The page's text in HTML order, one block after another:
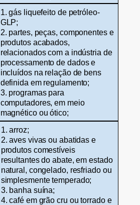
1. gás liquefeito de petróleo-
GLP;
2. partes, peças, componentes e
produtos acabados,
relacionados com a indústria de
processamento de dados e
incluídos na relação de bens
definida em regulamento;
3. programas para
computadores, em meio
magnético ou ótico;
1. arroz;
2. aves vivas ou abatidas e
produtos comestíveis
resultantes do abate, em estado
natural, congelado, resfriado ou
simplesmente temperado;
3. banha suína;
4. café em grão cru ou torrado e